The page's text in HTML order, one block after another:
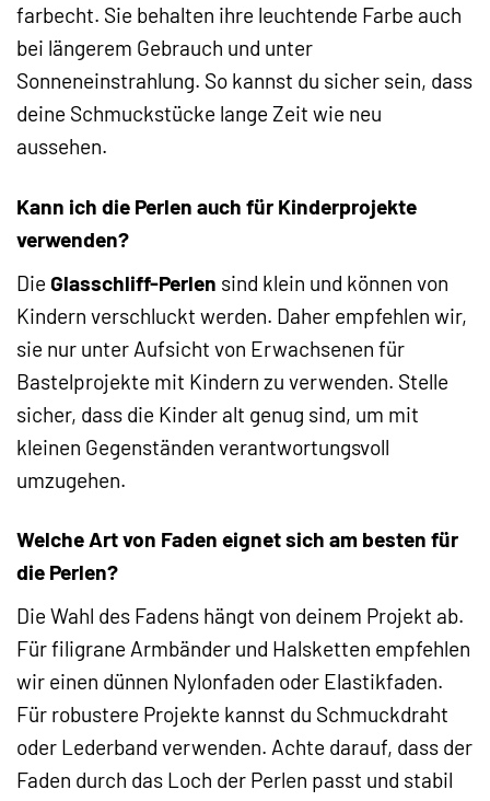
farbecht. Sie behalten ihre leuchtende Farbe auch
bei längerem Gebrauch und unter
Sonneneinstrahlung. So kannst du sicher sein, dass
deine Schmuckstücke lange Zeit wie neu
aussehen.
Kann ich die Perlen auch für Kinderprojekte
verwenden?
Die Glasschliff-Perlen sind klein und können von
Kindern verschluckt werden. Daher empfehlen wir,
sie nur unter Aufsicht von Erwachsenen für
Bastelprojekte mit Kindern zu verwenden. Stelle
sicher, dass die Kinder alt genug sind, um mit
kleinen Gegenständen verantwortungsvoll
umzugehen.
Welche Art von Faden eignet sich am besten für
die Perlen?
Die Wahl des Fadens hängt von deinem Projekt ab.
Für filigrane Armbänder und Halsketten empfehlen
wir einen dünnen Nylonfaden oder Elastikfaden.
Für robustere Projekte kannst du Schmuckdraht
oder Lederband verwenden. Achte darauf, dass der
Faden durch das Loch der Perlen passt und stabil